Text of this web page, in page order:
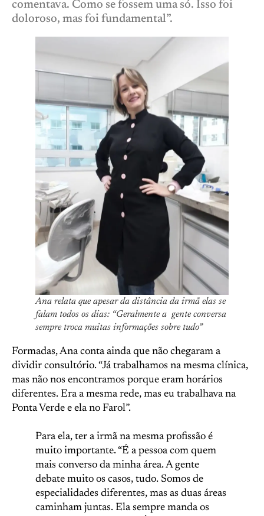
comentava. Como se fossem uma só. Isso foi
doloroso, mas foi fundamental”.
Ana relata que apesar da distância da irmã elas se
falam todos os dias: “Geralmente a gente conversa
sempre troca muitas informações sobre tudo”
Formadas, Ana conta ainda que não chegaram a
dividir consultório. “Já trabalhamos na mesma clínica,
mas não nos encontramos porque eram horários
diferentes. Era a mesma rede, mas eu trabalhava na
Ponta Verde e ela no Farol”.
Para ela, ter a irmã na mesma profissão é
muito importante. “É a pessoa com quem
mais converso da minha área. A gente
debate muito os casos, tudo. Somos de
especialidades diferentes, mas as duas áreas
caminham juntas. Ela sempre manda os